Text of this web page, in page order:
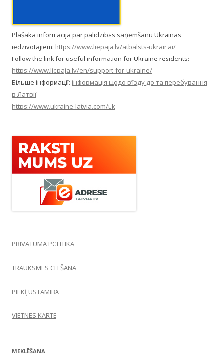
Plašāka informācija par palīdzības saņemšanu Ukrainas
iedzīvotājiem: https://www.liepaja.lv/atbalsts-ukrainai/
Follow the link for useful information for Ukraine residents:
https://www.liepaja.lv/en/support-for-ukraine/
Більше інформації: інформація щодо в’їзду до та перебування
в Латвії
https://www.ukraine-latvia.com/uk
PRIVĀTUMA POLITIKA
TRAUKSMES CELŠANA
PIEKĻŪSTAMĪBA
VIETNES KARTE
MEKLĒŠANA